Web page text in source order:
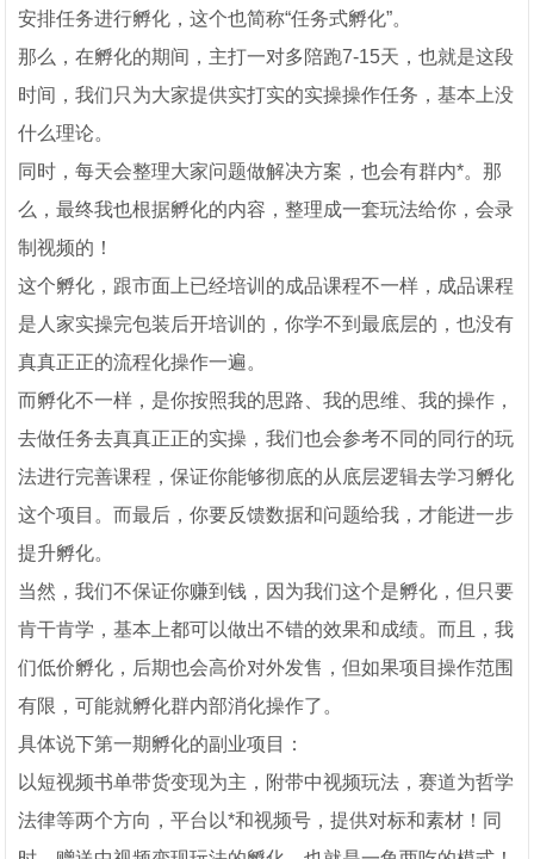
安排任务进行孵化，这个也简称“任务式孵化”。
那么，在孵化的期间，主打一对多陪跑7-15天，也就是这段
时间，我们只为大家提供实打实的实操操作任务，基本上没
什么理论。
同时，每天会整理大家问题做解决方案，也会有群内*。那
么，最终我也根据孵化的内容，整理成一套玩法给你，会录
制视频的！
这个孵化，跟市面上已经培训的成品课程不一样，成品课程
是人家实操完包装后开培训的，你学不到最底层的，也没有
真真正正的流程化操作一遍。
而孵化不一样，是你按照我的思路、我的思维、我的操作，
去做任务去真真正正的实操，我们也会参考不同的同行的玩
法进行完善课程，保证你能够彻底的从底层逻辑去学习孵化
这个项目。而最后，你要反馈数据和问题给我，才能进一步
提升孵化。
当然，我们不保证你赚到钱，因为我们这个是孵化，但只要
肯干肯学，基本上都可以做出不错的效果和成绩。而且，我
们低价孵化，后期也会高价对外发售，但如果项目操作范围
有限，可能就孵化群内部消化操作了。
具体说下第一期孵化的副业项目：
以短视频书单带货变现为主，附带中视频玩法，赛道为哲学
法律等两个方向，平台以*和视频号，提供对标和素材！同